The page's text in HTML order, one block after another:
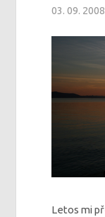
03. 09. 2008
Letos mi